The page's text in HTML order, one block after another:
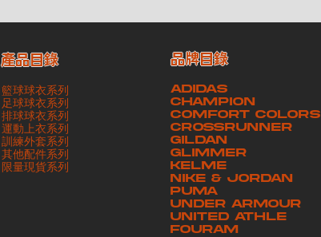
產品目錄
籃球球衣系列
足球球衣系列
排球球衣系列
運動上衣系列
訓練外套系列
其他配件系列
​限量現貨系列
ADIDAS
CHAMPION
COMFORT COLORS
CROSSRUNNER
GILDAN
GLIMMER
KELME
NIKE & JORDAN
PUMA
UNDER ARMOUR
UNITED ATHLE
FOURAM
品牌目錄